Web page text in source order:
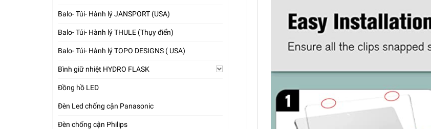
Balo- Túi- Hành lý JANSPORT (USA)
Balo- Túi- Hành lý THULE (Thụy điển)
Balo- Túi- Hành lý TOPO DESIGNS ( USA)
Bình giữ nhiệt HYDRO FLASK
Đồng hồ LED
Đèn Led chống cận Panasonic
Đèn chống cận Philips